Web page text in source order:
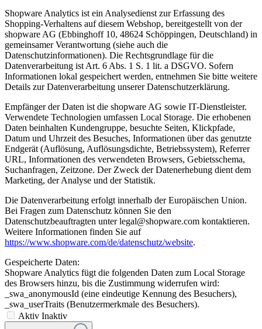
Shopware Analytics ist ein Analysedienst zur Erfassung des
Shopping-Verhaltens auf diesem Webshop, bereitgestellt von der
shopware AG (Ebbinghoff 10, 48624 Schöppingen, Deutschland) in
gemeinsamer Verantwortung (siehe auch die
Datenschutzinformationen). Die Rechtsgrundlage für die
Datenverarbeitung ist Art. 6 Abs. 1 S. 1 lit. a DSGVO. Sofern
Informationen lokal gespeichert werden, entnehmen Sie bitte weitere
Details zur Datenverarbeitung unserer Datenschutzerklärung.
Empfänger der Daten ist die shopware AG sowie IT-Dienstleister.
Verwendete Technologien umfassen Local Storage. Die erhobenen
Daten beinhalten Kundengruppe, besuchte Seiten, Klickpfade,
Datum und Uhrzeit des Besuches, Informationen über das genutzte
Endgerät (Auflösung, Auflösungsdichte, Betriebssystem), Referrer
URL, Informationen des verwendeten Browsers, Gebietsschema,
Suchanfragen, Zeitzone. Der Zweck der Datenerhebung dient dem
Marketing, der Analyse und der Statistik.
Die Datenverarbeitung erfolgt innerhalb der Europäischen Union.
Bei Fragen zum Datenschutz können Sie den
Datenschutzbeauftragten unter legal@shopware.com kontaktieren.
Weitere Informationen finden Sie auf
https://www.shopware.com/de/datenschutz/website.
Gespeicherte Daten:
Shopware Analytics fügt die folgenden Daten zum Local Storage
des Browsers hinzu, bis die Zustimmung widerrufen wird:
_swa_anonymousId (eine eindeutige Kennung des Besuchers),
_swa_userTraits (Benutzermerkmale des Besuchers).
Aktiv Inaktiv